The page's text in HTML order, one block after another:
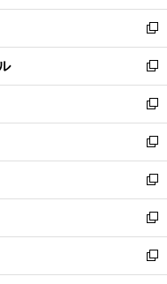
開
く
ウ
で
開
く
ン
ド
ウ
で
開
く
ウ
ィ
ン
ド
ウ
で
開
く
新
し
い
ウ
ィ
ン
ド
ウ
で
開
く
新
し
い
ウ
ィ
ン
ド
ウ
で
開
く
新
し
い
ウ
ィ
ン
ド
ウ
で
開
新
し
い
ウ
ィ
ン
ド
ウ
新
し
い
ウ
ィ
ン
新
し
い
ウ
新
し